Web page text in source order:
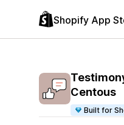
Shopify App
Centous
Built for